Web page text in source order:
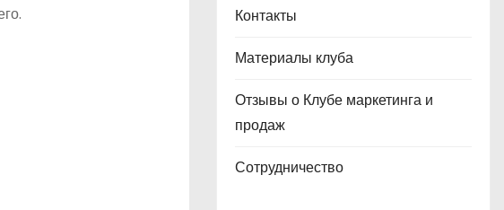
Контакты
Материалы клуба
Отзывы о Клубе маркетинга и
продаж
Сотрудничество